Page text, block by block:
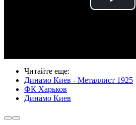
Play
Читайте еще:
Динамо Киев - Металлист 1925
ФК Харьков
Динамо Киев